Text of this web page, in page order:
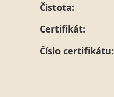
Čistota:
Certifikát:
Číslo certifikátu: